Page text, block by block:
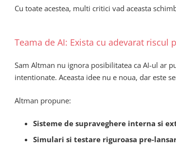
Cu toate acestea, multi critici vad aceasta
Teama de AI: Exista cu adevarat riscul
Sam Altman nu ignora posibilitatea ca AI-ul ar
intentionate. Aceasta idee nu e noua, dar este
Altman propune:
Sisteme de supraveghere interna si
Simulari si testare riguroasa pre-